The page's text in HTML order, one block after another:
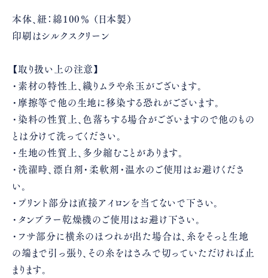
本体、紐：綿100％ （日本製）
印刷はシルクスクリーン
【取り扱い上の注意】
・素材の特性上、織りムラや糸玉がございます。
・摩擦等で他の生地に移染する恐れがございます。
・染料の性質上、色落ちする場合がございますので他のもの
とは分けて洗ってください。
・生地の性質上、多少縮むことがあります。
・洗濯時、漂白剤・柔軟剤・温水のご使用はお避けくださ
い。
・プリント部分は直接アイロンを当てないで下さい。
・タンブラー乾燥機のご使用はお避け下さい。
・フサ部分に横糸のほつれが出た場合は、糸をそっと生地
の端まで引っ張り、その糸をはさみで切っていただければ止
まります。